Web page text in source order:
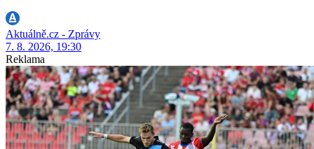
Aktuálně.cz - Zprávy
7. 8. 2026, 19:30
Reklama